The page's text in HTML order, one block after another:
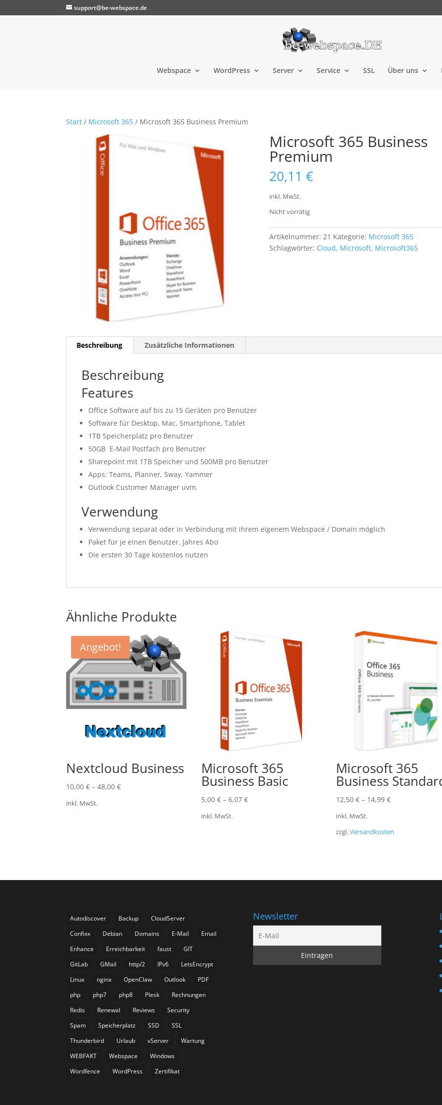
support@be-webspace.de
Webspace WordPress Server Service SSL Über uns
Start / Microsoft 365 / Microsoft 365 Business Premium
Microsoft 365 Business
Premium
20,11€
inkl. MwSt.
Nicht vorrätig
Artikelnummer:21 Kategorie: Microsoft 365
Schlagwörter: Cloud, Microsoft, Microsoft365
Beschreibung Zusätzliche Informationen
Beschreibung
Features
Office Software auf bis zu 15 Geräten pro Benutzer
Software für Desktop, Mac, Smartphone, Tablet
1TB Speicherplatz pro Benutzer
50GB E-Mail Postfach pro Benutzer
Sharepoint mit 1TB Speicher und 500MB pro Benutzer
Apps: Teams, Planner, Sway, Yammer
Outlook Customer Manager uvm.
Verwendung
Verwendung separat oder in Verbindung mit ihrem eigenem Webspace / Domain möglich
Paket für je einen Benutzer, Jahres Abo
Die ersten 30 Tage kostenlos nutzen
Ähnliche Produkte
Angebot!
Nextcloud Business
10,00€ –48,00€
inkl. MwSt.
Microsoft 365
Business Basic
5,00 €– 6,07 €
inkl. MwSt.
Microsoft 365
Business
12,50€ – 14,99€
inkl. MwSt.
zzgl.Versandkosten
Autodiscover Backup
CloudServer
Confixx
Debian Domains E-Mail
Email
Enhance
Erreichbarkeit faust
GIT
GitLab
GMail http/2 IPv6
LetsEncrypt
Linux
nginx OpenClaw Outlook
PDF
php
php7 php8 Plesk
Rechnungen
Redis
Renewal Reviews
Security
Spam
Speicherplatz SSD
SSL
Thunderbird
Urlaub vServer
Wartung
WEBFAKT
Webspace
Windows
Wordfence
WordPress Zertifikat
Newsletter